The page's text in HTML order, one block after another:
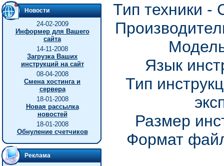
Новости
24-02-2009
Информер для Вашего
сайта
14-11-2008
Загрузка Ваших
инструкций на сайт
08-04-2008
Смена хостинга и
сервера
18-01-2008
Новая рассылка
новостей
18-01-2008
Обнуление счетчиков
Реклама
Тип техники
Язык
Тип
Размер
Формат